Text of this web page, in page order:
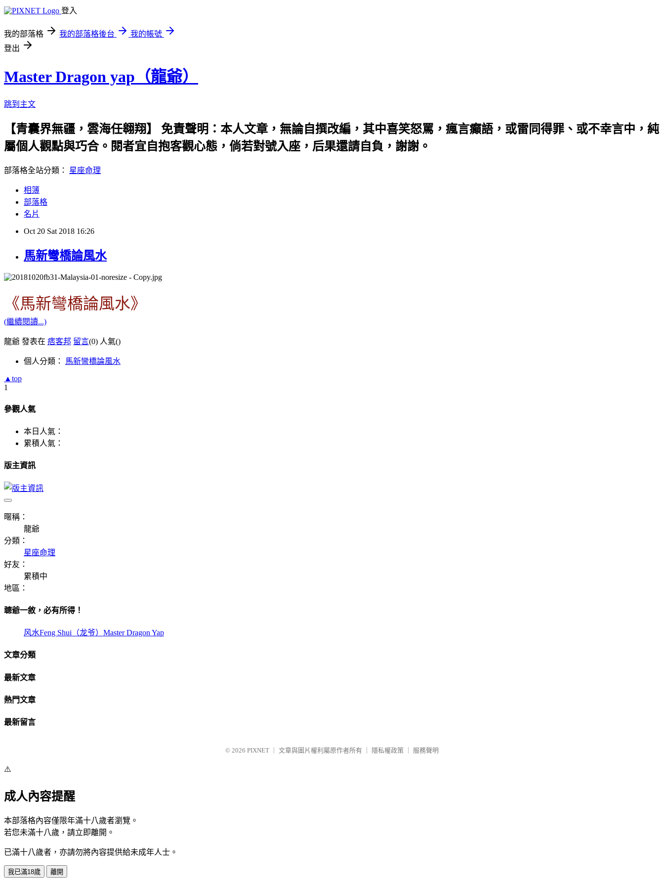
登入
我的部落格 我的部落格後台
我的帳號
登出
Master Dragon yap（龍爺）
跳到主文
【青囊界無疆，雲海任翱翔】 免責聲明：本人文章，無論自撰改編，其中喜笑怒罵，瘋言癲語，或雷同得罪、或不幸言中，純
屬個人觀點與巧合。閱者宜自抱客觀心態，倘若對號入座，后果還請自負，謝謝。
部落格全站分類： 星座命理
相簿
部落格
名片
Oct 20 Sat 2018 16:26
馬新彎橋論風水
《馬新彎橋論風水》
(繼續閱讀...)
龍爺 發表在 痞客邦 留言(0) 人氣()
個人分類： 馬新彎橋論風水
▲top
1
參觀人氣
本日人氣：
累積人氣：
版主資訊
暱稱：
龍爺
分類：
星座命理
好友：
累積中
地區：
聼爺一敘，必有所得！
风水Feng Shui（龙爷）Master Dragon Yap
文章分類
最新文章
熱門文章
最新留言
© 2026 PIXNET 文章與圖片權利屬原作者所有 隱私權政策 服務聲明
⚠️
成人內容提醒
本部落格內容僅限年滿十八歲者瀏覽。
若您未滿十八歲，請立即離開。
已滿十八歲者，亦請勿將內容提供給未成年人士。
我已滿18歲 離開